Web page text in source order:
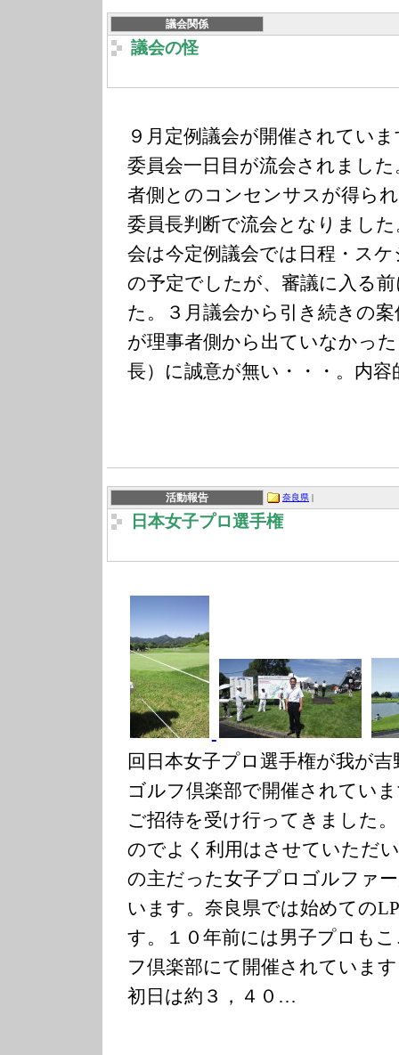
議会関係
議会の怪
９月定例議会が開催されてい
委員会一日目が流会されまし
者側とのコンセンサスが得ら
委員長判断で流会となりまし
会は今定例議会では日程・ス
の予定でしたが、審議に入る
た。３月議会から引き続きの
が理事者側から出ていなかっ
長）に誠意が無い・・・。内
活動報告 奈良県 |
日本女子プロ選手権
回日本女子プロ選手権が我が
ゴルフ倶楽部で開催されてい
ご招待を受け行ってきました
のでよく利用はさせていただ
の主だった女子プロゴルファ
います。奈良県では始めての
す。１０年前には男子プロも
フ倶楽部にて開催されていま
初日は約３，４０…